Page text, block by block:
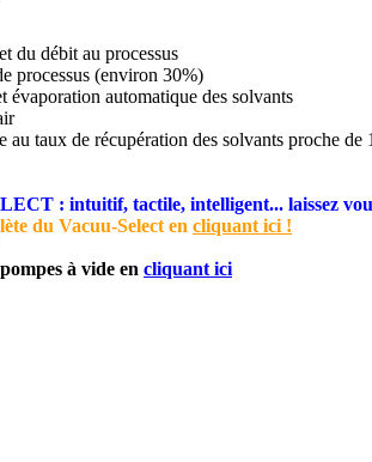
du débit au processus
processus (environ 30%)
automatique des solvants
au taux de récupération des solvants proche de
: intuitif, tactile, intelligent... laissez
du Vacuu-Select en cliquant ici !
à vide en cliquant ici